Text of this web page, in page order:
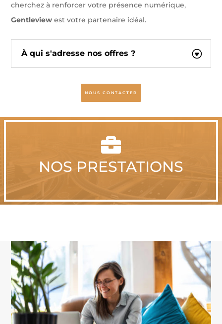
cherchez à renforcer votre présence numérique,
Gentleview est votre partenaire idéal.
À qui s'adresse nos offres ?
NOUS CONTACTER

NOS PRESTATIONS